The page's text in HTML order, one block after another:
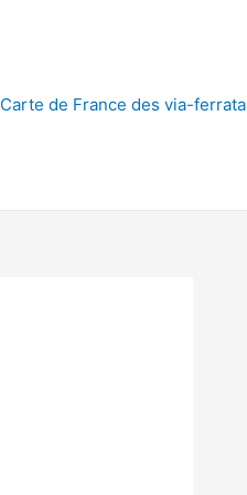
Carte de France des via-ferrata